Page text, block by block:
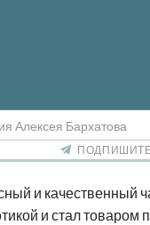
Алексея Бархатова
и качественный
и стал товаром